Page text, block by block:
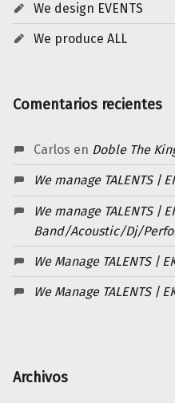
We design EVENTS
We produce ALL
Comentarios recientes
Carlos en Doble The
We manage TALENTS |
We manage TALENTS |
Band/Acoustic/Dj/
We Manage TALENTS |
We Manage TALENTS |
Archivos